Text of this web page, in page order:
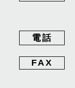
電話
FAX